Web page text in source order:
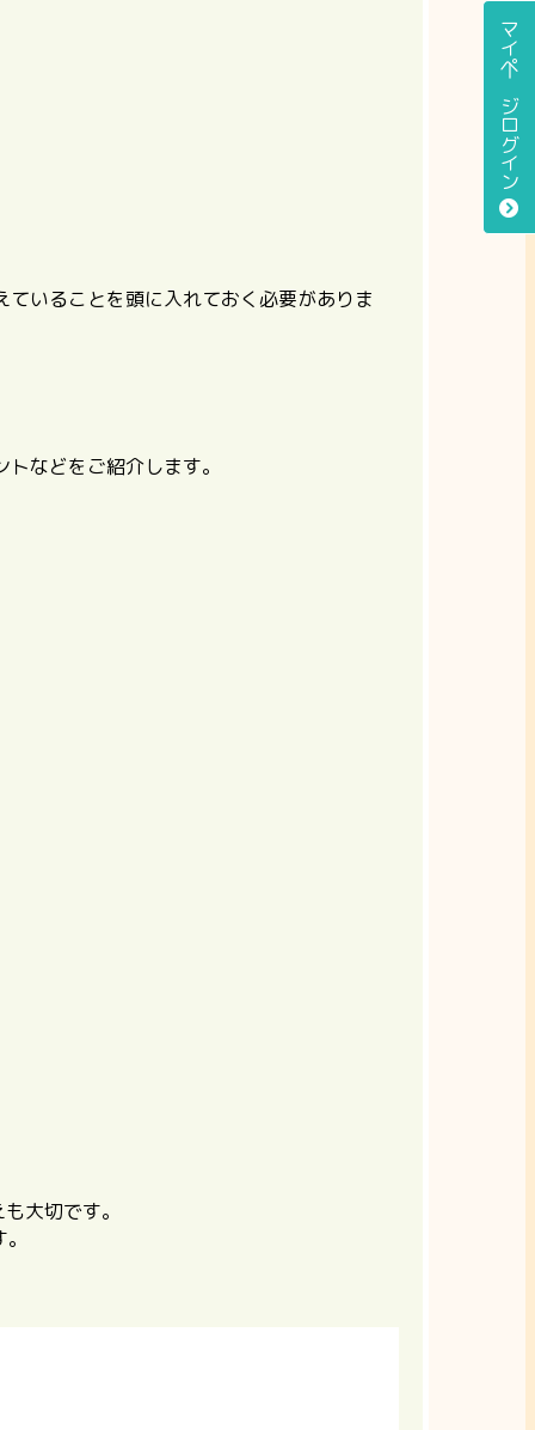
マイページログイン
いることを頭に入れておく必要がありま
などをご紹介します。
大切です。